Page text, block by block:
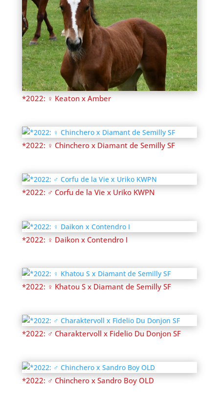
*2022: ♀ Keaton x Amber
*2022: ♀ Chinchero x Diamant de Semilly SF
*2022: ♂ Corfu de la Vie x Uriko KWPN
*2022: ♀ Daikon x Contendro I
*2022: ♀ Khatou S x Diamant de Semilly SF
*2022: ♂ Charaktervoll x Fidelio Du Donjon SF
*2022: ♂ Chinchero x Sandro Boy OLD